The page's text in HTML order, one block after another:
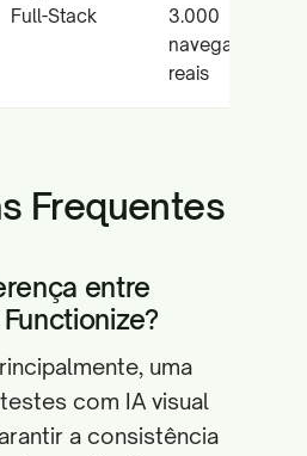
Full-Stack
3.000
navegadores
reais
Frequentes
entre
uma
com IA visual
a consistência